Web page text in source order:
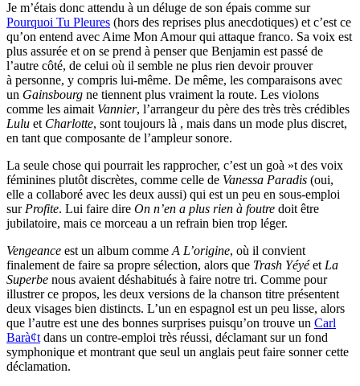
Je m’étais donc attendu à un déluge de son épais comme sur
Pourquoi Tu Pleures (hors des reprises plus anecdotiques) et c’est ce
qu’on entend avec Aime Mon Amour qui attaque franco. Sa voix est
plus assurée et on se prend à penser que Benjamin est passé de
l’autre côté, de celui où il semble ne plus rien devoir prouver
à personne, y compris lui-même. De même, les comparaisons avec
un Gainsbourg ne tiennent plus vraiment la route. Les violons
comme les aimait Vannier, l’arrangeur du père des très très crédibles
Lulu et Charlotte, sont toujours là , mais dans un mode plus discret,
en tant que composante de l’ampleur sonore.
La seule chose qui pourrait les rapprocher, c’est un goà »t des voix
féminines plutôt discrètes, comme celle de Vanessa Paradis (oui,
elle a collaboré avec les deux aussi) qui est un peu en sous-emploi
sur Profite. Lui faire dire On n’en a plus rien à foutre doit être
jubilatoire, mais ce morceau a un refrain bien trop léger.
Vengeance est un album comme A L’origine, où il convient
finalement de faire sa propre sélection, alors que Trash Yéyéet La
Superbe nous avaient déshabitués à faire notre tri. Comme pour
illustrer ce propos, les deux versions de la chanson titre présentent
deux visages bien distincts. L’un en espagnol est un peu lisse, alors
que l’autre est une des bonnes surprises puisqu’on trouve un Carl
Barà¢t dans un contre-emploi très réussi, déclamant sur un fond
symphonique et montrant que seul un anglais peut faire sonner cette
déclamation.